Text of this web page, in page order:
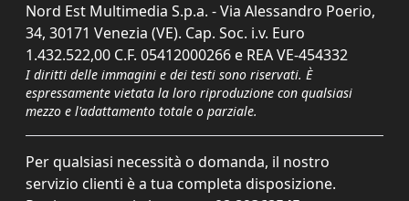
Nord Est Multimedia S.p.a. - Via Alessandro Poerio,
34, 30171 Venezia (VE). Cap. Soc. i.v. Euro
1.432.522,00 C.F. 05412000266 e REA VE-454332
I diritti delle immagini e dei testi sono riservati. È
espressamente vietata la loro riproduzione con qualsiasi
mezzo e l'adattamento totale o parziale.
Per qualsiasi necessità o domanda, il nostro
servizio clienti è a tua completa disposizione.